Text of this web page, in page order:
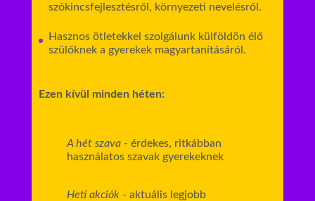
szókincsfejlesztésről, környezeti nevelésről.
Hasznos ötletekkel szolgálunk külföldön élő
szülőknek a gyerekek magyartanításáról.
Ezen kívül minden héten:
A hét szava- érdekes, ritkábban
használatos szavak gyerekeknek
Heti akciók- aktuális legjobb